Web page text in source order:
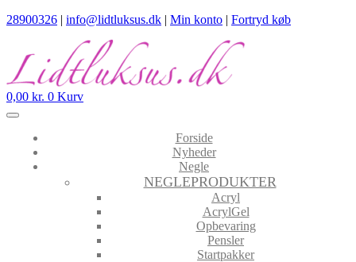
28900326 | info@lidtluksus.dk | Min konto | Fortryd køb
0,00 kr. 0 Kurv
Forside
Nyheder
Negle
NEGLEPRODUKTER
Acryl
AcrylGel
Opbevaring
Pensler
Startpakker